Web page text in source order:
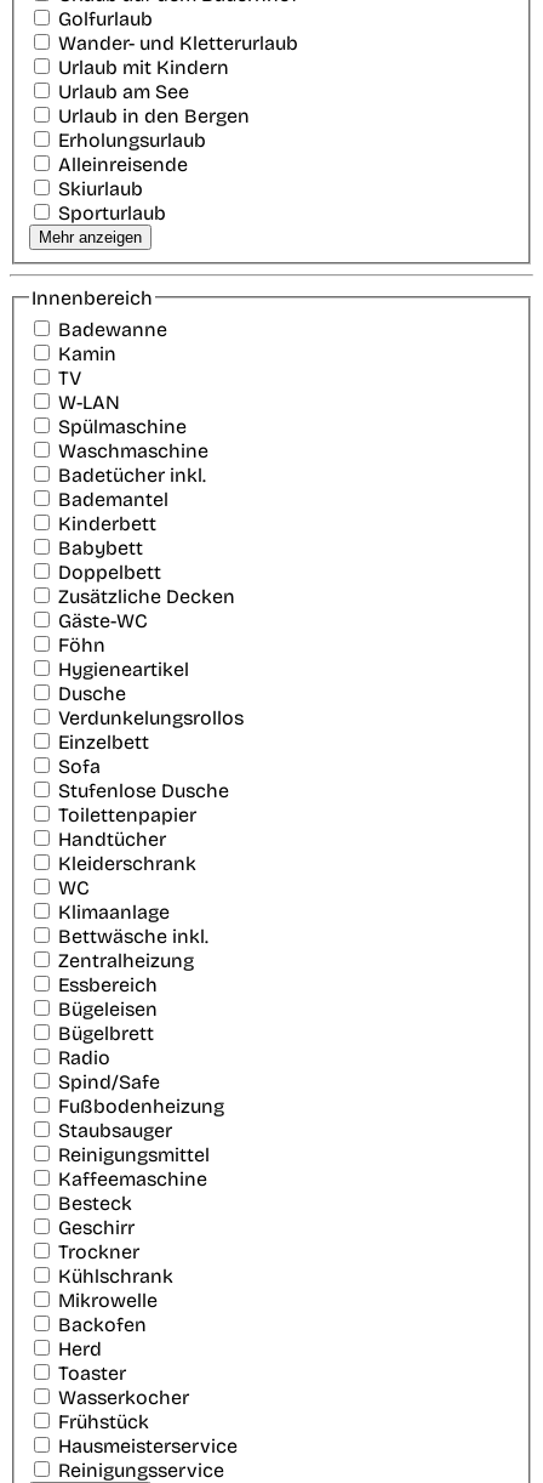
Golfurlaub
Wander- und Kletterurlaub
Urlaub mit Kindern
Urlaub am See
Urlaub in den Bergen
Erholungsurlaub
Alleinreisende
Skiurlaub
Sporturlaub
Mehr anzeigen
Innenbereich
Badewanne
Kamin
TV
W-LAN
Spülmaschine
Waschmaschine
Badetücher inkl.
Bademantel
Kinderbett
Babybett
Doppelbett
Zusätzliche Decken
Gäste-WC
Föhn
Hygieneartikel
Dusche
Verdunkelungsrollos
Einzelbett
Sofa
Stufenlose Dusche
Toilettenpapier
Handtücher
Kleiderschrank
WC
Klimaanlage
Bettwäsche inkl.
Zentralheizung
Essbereich
Bügeleisen
Bügelbrett
Radio
Spind/Safe
Fußbodenheizung
Staubsauger
Reinigungsmittel
Kaffeemaschine
Besteck
Geschirr
Trockner
Kühlschrank
Mikrowelle
Backofen
Herd
Toaster
Wasserkocher
Frühstück
Hausmeisterservice
Reinigungsservice